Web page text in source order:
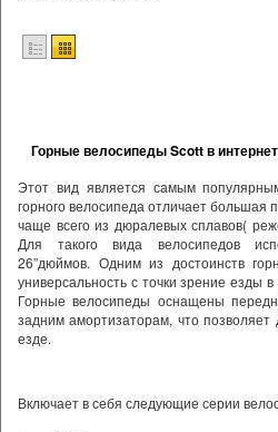
Горные велосипеды Scott в
Этот вид является самым
горного велосипеда отличает большая
чаще всего из дюралевых сплавов(
Для такого вида велосипедов
26”дюймов. Одним из достоинств
универсальность с точки зрение езды
Горные велосипеды оснащены
задним амортизаторам, что
езде.
Включает в себя следующие серии